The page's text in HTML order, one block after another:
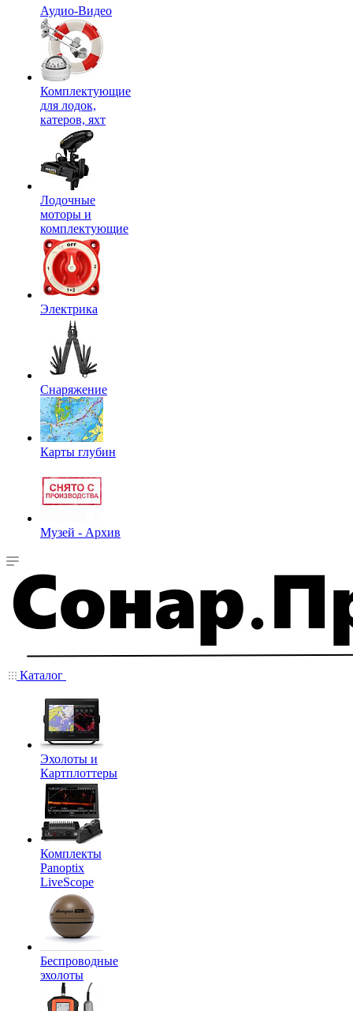
Аудио-Видео
Комплектующие
для лодок,
катеров, яхт
Лодочные
моторы и
комплектующие
Электрика
Снаряжение
Карты глубин
Музей - Архив
Каталог
Эхолоты и
Картплоттеры
Комплекты
Panoptix
LiveScope
Беспроводные
эхолоты